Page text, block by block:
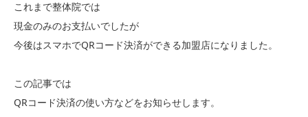
これまで整体院では
現金のみのお支払いでしたが
今後はスマホでQRコード決済ができる加盟店になりました。
この記事では
QRコード決済の使い方などをお知らせします。